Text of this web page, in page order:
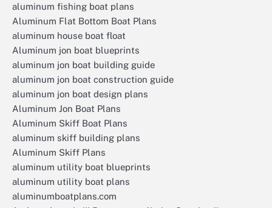
aluminum fishing boat plans
Aluminum Flat Bottom Boat Plans
aluminum house boat float
Aluminum jon boat blueprints
aluminum jon boat building guide
aluminum jon boat construction guide
aluminum jon boat design plans
Aluminum Jon Boat Plans
Aluminum Skiff Boat Plans
aluminum skiff building plans
Aluminum Skiff Plans
aluminum utility boat blueprints
aluminum utility boat plans
aluminumboatplans.com